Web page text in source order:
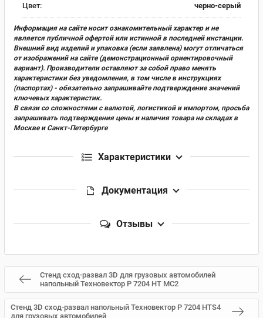
Цвет: черно-серый
Информация на сайте носит ознакомительный характер и не
является публичной офертой или истинной в последней инстанции.
Внешний вид изделий и упаковка (если заявлена) могут отличаться
от изображений на сайте (демонстрационный ориентировочный
вариант). Производители оставляют за собой право менять
характеристики без уведомления, в том числе в инструкциях
(паспортах) - обязательно запрашивайте подтверждение значений
ключевых характеристик.
В связи со сложностями с валютой, логистикой и импортом, просьба
запрашивать подтверждения цены и наличия товара на складах в
Москве и Санкт-Петербурге
Характеристики
Документация
Отзывы
Стенд сход-развал 3D для грузовых автомобилей
напольный Техновектор P 7204 HT MC2
Стенд 3D сход-развал напольный Техновектор P 7204 HTS4
для грузовых автомобилей